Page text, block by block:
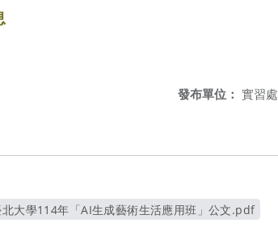
發布單位： 實習處
北大學114年「AI生成藝術生活應用班」公文.pdf